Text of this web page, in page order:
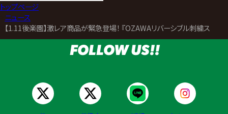
トップページ
ニュース
【1.11後楽園】激レア商品が緊急登場！ 『OZAWAリバーシブル刺繍スカ
FOLLOW US!!